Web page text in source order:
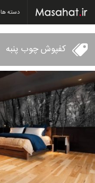
دسته ها
کفپوش چوب پنبه